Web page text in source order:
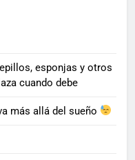
esponjas y otros
cuando debe
más allá del sueño